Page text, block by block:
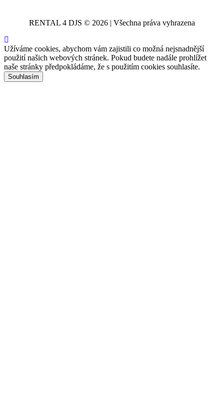
RENTAL 4 DJS © 2026 | Všechna práva vyhrazena
Užíváme cookies, abychom vám zajistili co možná nejsnadnější
použití našich webových stránek. Pokud budete nadále prohlížet
naše stránky předpokládáme, že s použitím cookies souhlasíte.
Souhlasím